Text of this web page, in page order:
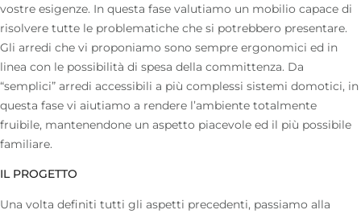
vostre esigenze. In questa fase valutiamo un mobilio capace di
risolvere tutte le problematiche che si potrebbero presentare.
Gli arredi che vi proponiamo sono sempre ergonomici ed in
linea con le possibilità di spesa della committenza. Da
“semplici” arredi accessibili a più complessi sistemi domotici, in
questa fase vi aiutiamo a rendere l’ambiente totalmente
fruibile, mantenendone un aspetto piacevole ed il più possibile
familiare.
IL PROGETTO
Una volta definiti tutti gli aspetti precedenti, passiamo alla